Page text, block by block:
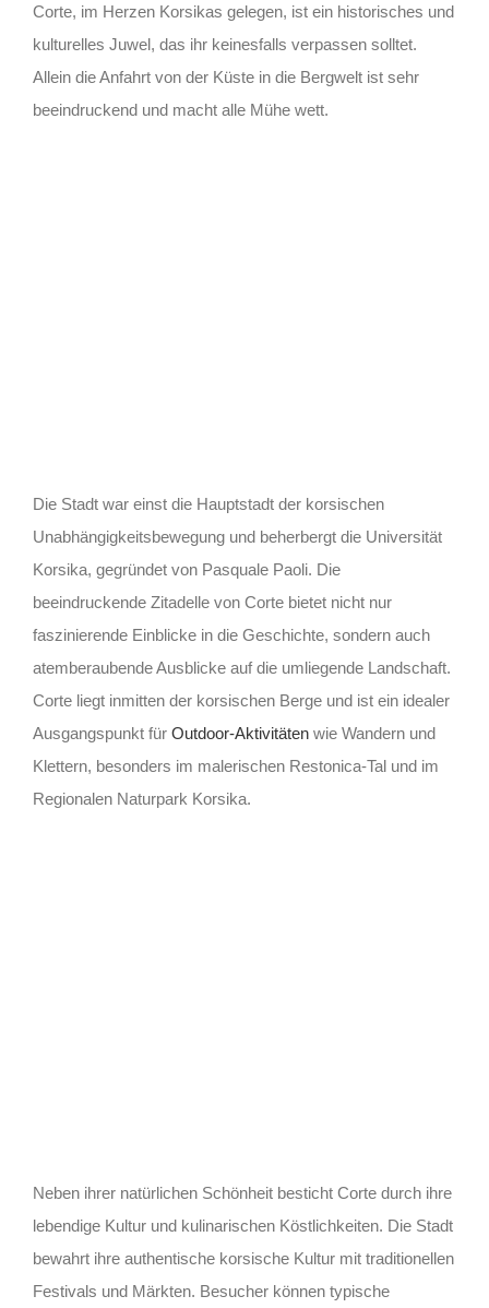
Corte, im Herzen Korsikas gelegen, ist ein historisches und
kulturelles Juwel, das ihr keinesfalls verpassen solltet.
Allein die Anfahrt von der Küste in die Bergwelt ist sehr
beeindruckend und macht alle Mühe wett.
Die Stadt war einst die Hauptstadt der korsischen
Unabhängigkeitsbewegung und beherbergt die Universität
Korsika, gegründet von Pasquale Paoli. Die
beeindruckende Zitadelle von Corte bietet nicht nur
faszinierende Einblicke in die Geschichte, sondern auch
atemberaubende Ausblicke auf die umliegende Landschaft.
Corte liegt inmitten der korsischen Berge und ist ein idealer
Ausgangspunkt für Outdoor-Aktivitätenwie Wandern und
Klettern, besonders im malerischen Restonica-Tal und im
Regionalen Naturpark Korsika.
Neben ihrer natürlichen Schönheit besticht Corte durch ihre
lebendige Kultur und kulinarischen Köstlichkeiten. Die Stadt
bewahrt ihre authentische korsische Kultur mit traditionellen
Festivals und Märkten. Besucher können typische